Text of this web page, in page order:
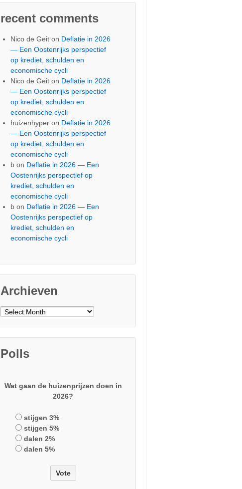
recent comments
Nico de Geit on Deflatie in 2026
— Een Oostenrijks perspectief
op krediet, schulden en
economische cycli
Nico de Geit on Deflatie in 2026
— Een Oostenrijks perspectief
op krediet, schulden en
economische cycli
huizenhyper on Deflatie in 2026
— Een Oostenrijks perspectief
op krediet, schulden en
economische cycli
b on Deflatie in 2026 — Een
Oostenrijks perspectief op
krediet, schulden en
economische cycli
b on Deflatie in 2026 — Een
Oostenrijks perspectief op
krediet, schulden en
economische cycli
Archieven
Archieven
Polls
Wat gaan de huizenprijzen doen in
2026?
stijgen 3%
stijgen 5%
dalen 2%
dalen 5%